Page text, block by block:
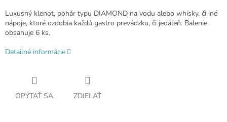
Luxusný klenot, pohár typu DIAMOND na vodu alebo whisky, či iné
nápoje, ktoré ozdobia každú gastro prevádzku, či jedáleň. Balenie
obsahuje 6 ks.
Detailné informácie
OPÝTAŤ SA ZDIEĽAŤ